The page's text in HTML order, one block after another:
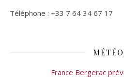
Téléphone : +33 7 64 34 67 17
MÉTÉO
France Bergerac